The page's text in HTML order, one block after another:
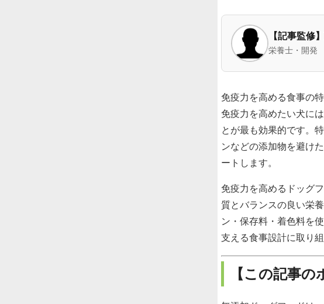
【記事監修
栄養士・開発
免疫力を高める食事の
免疫力を高めたい犬に
とが最も効果的です。
ンなどの添加物を避け
ートします。
免疫力を高めるドッグ
質とバランスの良い栄
ン・保存料・着色料を
支える食事設計に取り組
【この記事